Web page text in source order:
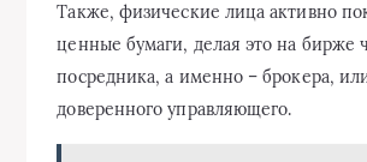
Также, физические лица активно
ценные бумаги, делая это на бирже
посредника, а именно – брокера,
доверенного управляющего.